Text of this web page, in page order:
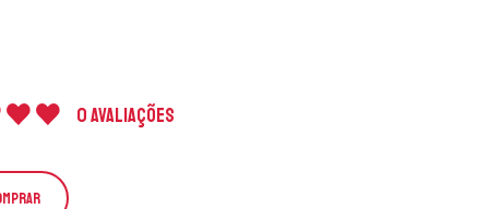
0 Avaliações